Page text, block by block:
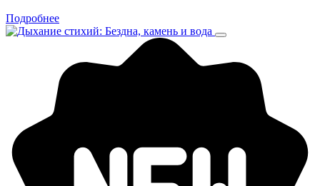
Подробнее